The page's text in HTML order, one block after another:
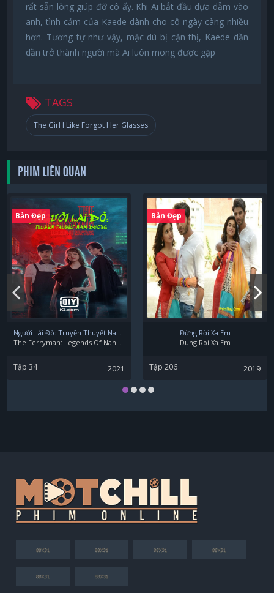
rất sẵn lòng giúp đỡ cô ấy. Khi Ai bắt đầu dựa dẫm vào
anh, tình cảm của Kaede dành cho cô ngày càng nhiều
hơn. Tương tự như vậy, mặc dù bị cận thị, Kaede dần
dần trở thành người mà Ai luôn mong được gặp
TAGS
The Girl I Like Forgot Her Glasses
PHIM LIÊN QUAN
Bản Đẹp
Tập 34 2021
Bản Đẹp
Đừng Rời Xa Em
Dung Roi Xa Em
Tập 206 2019